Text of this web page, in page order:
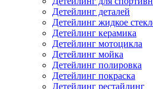
Детейлинг деталей
Детейлинг жидкое
Детейлинг керамика
Детейлинг мотоцикла
Детейлинг мойка
Детейлинг полировка
Детейлинг покраска
Детейлинг рестайлинг